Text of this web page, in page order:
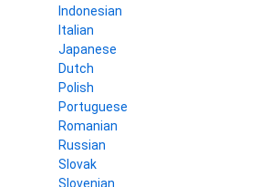
Indonesian
Italian
Japanese
Dutch
Polish
Portuguese
Romanian
Russian
Slovak
Slovenian